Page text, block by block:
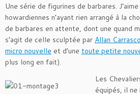
Une série de figurines de barbares.
howardiennes n’ayant rien arrangé à la
de barbares en attente, dont une quand
s’agit de celle sculptée par Allan Carrasco
micro nouvelle et d’une toute petite
plus long en fait).
Les
équipés, il